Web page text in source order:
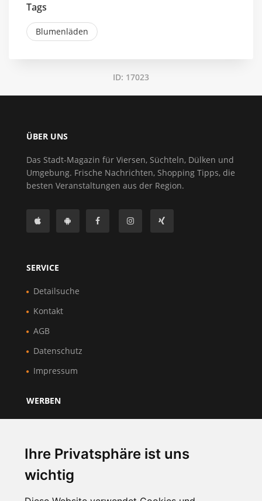
Ihre Privatsphäre ist uns
wichtig
Tags
Blumenläden
ID: 17023
ÜBER UNS
Das Stadt-Magazin für Viersen, Süchteln, Dülken und
Umgebung. Frische Nachrichten, Shopping Tipps, die
besten Veranstaltungen aus der Region.
SERVICE
Detailsuche
Kontakt
AGB
Datenschutz
Impressum
WERBEN
Unternehmen registrieren